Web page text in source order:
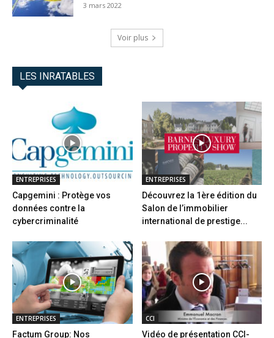
3 mars 2022
Voir plus
LES INRATABLES
ENTREPRISES
Capgemini : Protège vos
données contre la
cybercriminalité
ENTREPRISES
Découvrez la 1ère édition du
Salon de l’immobilier
international de prestige...
ENTREPRISES
Factum Group: Nos
CCI
Vidéo de présentation CCI-